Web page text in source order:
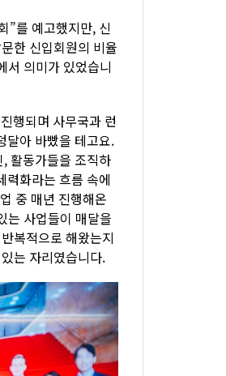
”를 예고했지만, 신
한 신입회원의 비율
서 의미가 있었습니
행되며 사무국과 런
달아 바빴을 테고요.
활동가들을 조직하
력화라는 흐름 속에
중 매년 진행해온
는 사업들이 매달을
복적으로 해왔는지
는 자리였습니다.